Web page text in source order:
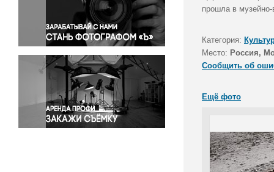
Правосудие
Происшествия и конфликты
Религия
Светская жизнь
Спорт
Экология
Экономика и бизнес
прошла в
Категория:
Место: Россия,
Сообщить об
Ещё фото